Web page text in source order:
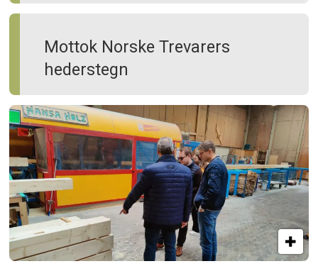
Mottok Norske Trevarers
hederstegn